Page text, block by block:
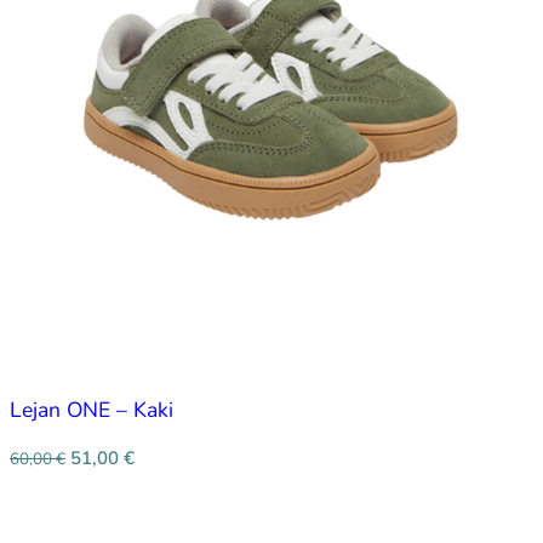
Lejan ONE – Kaki
60,00€ 51,00 €